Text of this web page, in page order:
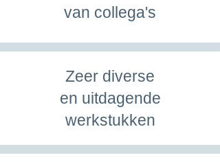
van collega's
Zeer diverse
en uitdagende
werkstukken